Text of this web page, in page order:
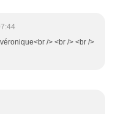
/> <br /> <br />